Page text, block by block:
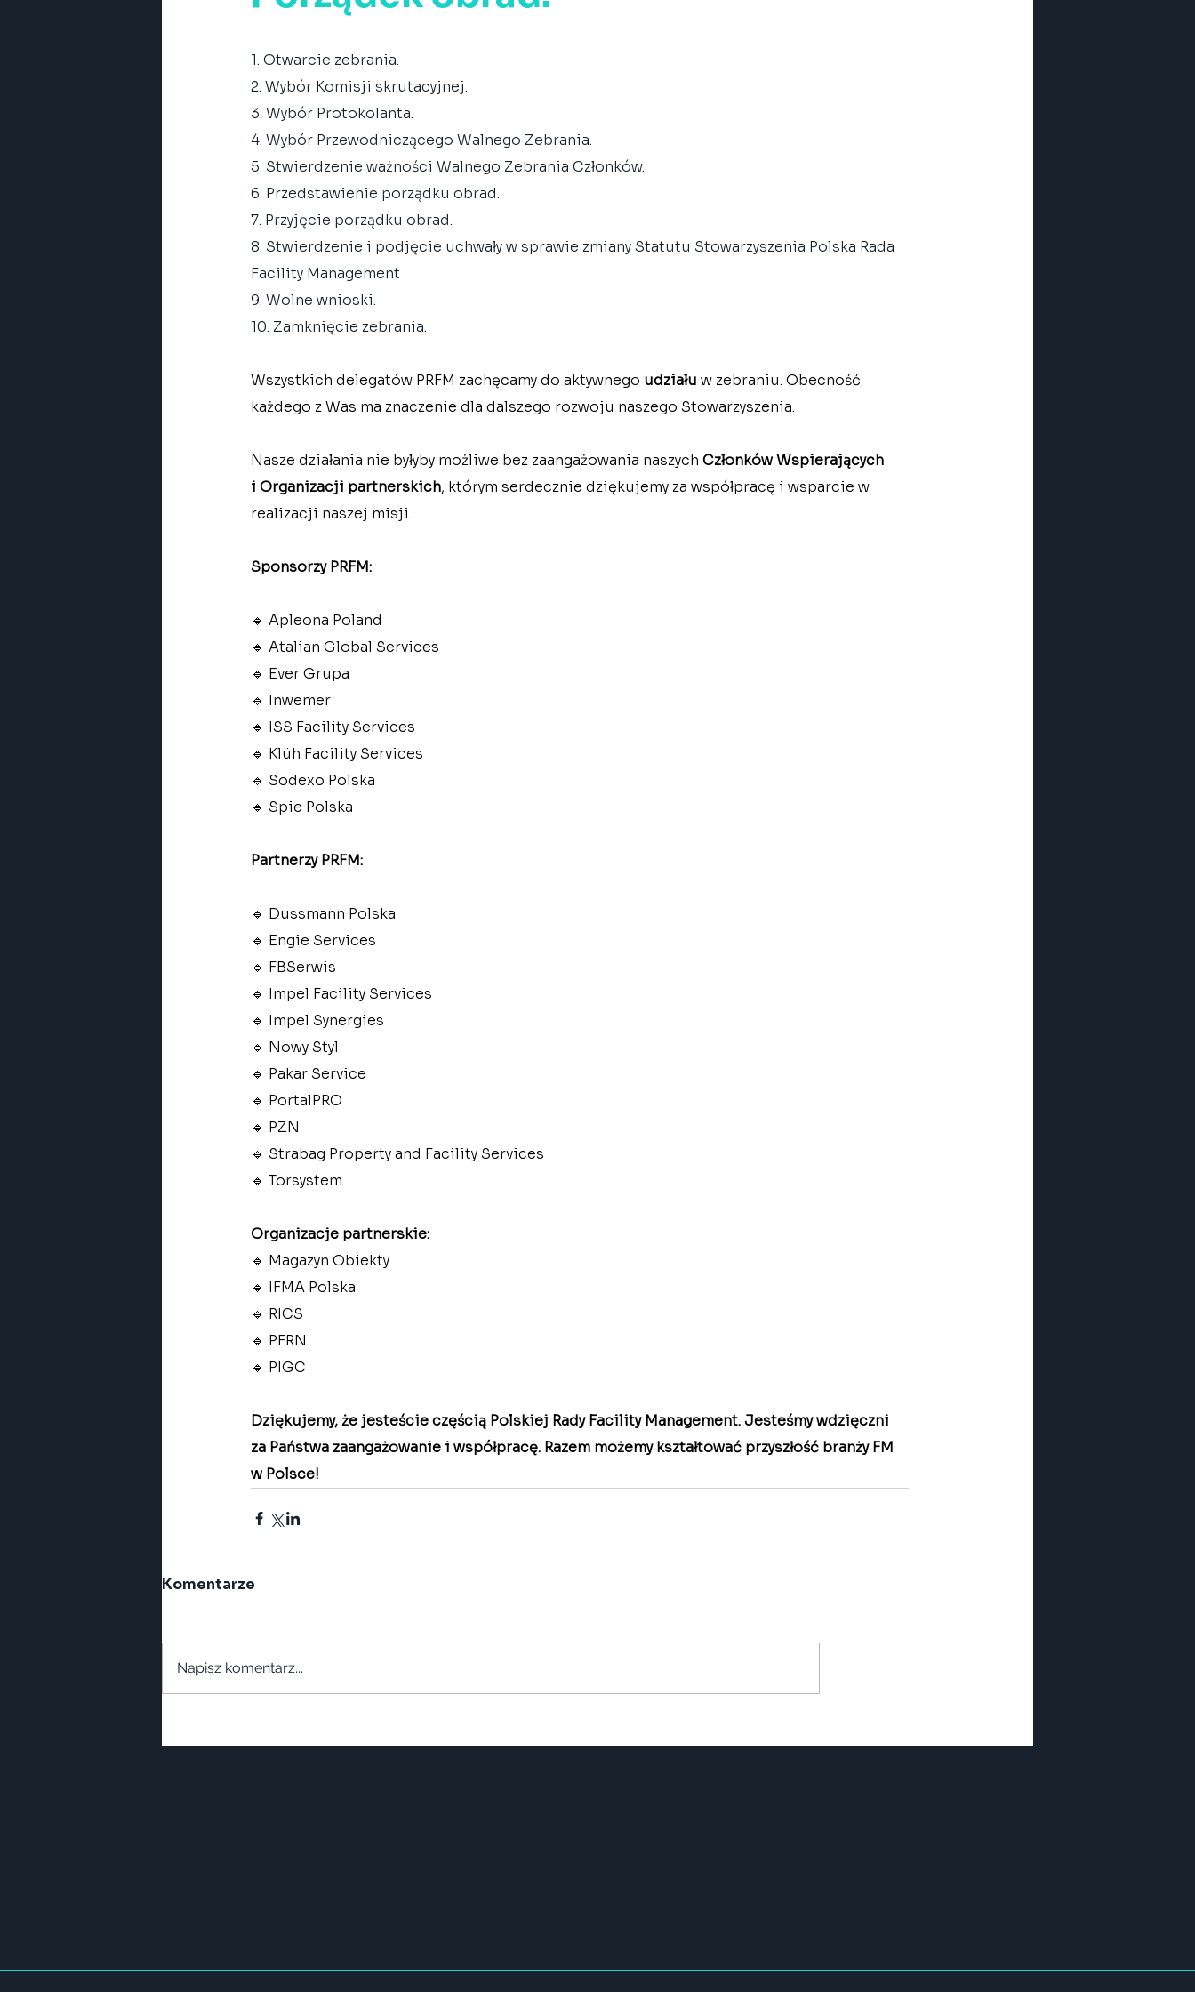
1. Otwarcie zebrania.
2. Wybór Komisji skrutacyjnej.
3. Wybór Protokolanta.
4. Wybór Przewodniczącego Walnego Zebrania.
5. Stwierdzenie ważności Walnego Zebrania Członków.
6. Przedstawienie porządku obrad.
7. Przyjęcie porządku obrad.
8. Stwierdzenie i podjęcie uchwały w sprawie zmiany Statutu Stowarzyszenia Polska Rada
Facility Management
9. Wolne wnioski.
10. Zamknięcie zebrania.
Wszystkich delegatów PRFM zachęcamy do aktywnego udziału w zebraniu. Obecność
każdego z Was ma znaczenie dla dalszego rozwoju naszego Stowarzyszenia.
Nasze działania nie byłyby możliwe bez zaangażowania naszych Członków Wspierających
i Organizacji partnerskich, którym serdecznie dziękujemy za współpracę i wsparcie w
realizacji naszej misji.
Sponsorzy PRFM:
🔹 Apleona Poland
🔹 Atalian Global Services
🔹 Ever Grupa
🔹 Inwemer
🔹 ISS Facility Services
🔹 Klüh Facility Services
🔹 Sodexo Polska
🔹 Spie Polska
Partnerzy PRFM:
🔹 Dussmann Polska
🔹 Engie Services
🔹 FBSerwis
🔹 Impel Facility Services
🔹 Impel Synergies
🔹 Nowy Styl
🔹 Pakar Service
🔹 PortalPRO
🔹 PZN
🔹 Strabag Property and Facility Services
🔹 Torsystem
Organizacje partnerskie:
🔹 Magazyn Obiekty
🔹 IFMA Polska
🔹 RICS
🔹 PFRN
🔹 PIGC
Dziękujemy, że jesteście częścią Polskiej Rady Facility Management. Jesteśmy wdzięczni
za Państwa zaangażowanie i współpracę. Razem możemy kształtować przyszłość branży FM
w Polsce!
Komentarze
Napisz komentarz...